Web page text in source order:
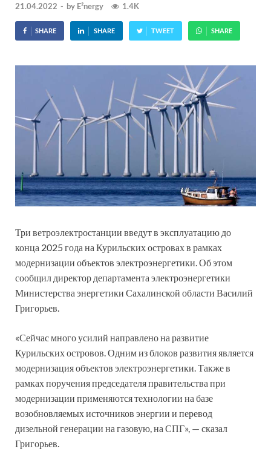
21.04.2022 - by E²nergy 1.4K
SHARE SHARE TWEET SHARE
Три ветроэлектростанции введут в эксплуатацию до
конца 2025 года на Курильских островах в рамках
модернизации объектов электроэнергетики. Об этом
сообщил директор департамента электроэнергетики
Министерства энергетики Сахалинской области Василий
Григорьев.
«Сейчас много усилий направлено на развитие
Курильских островов. Одним из блоков развития является
модернизация объектов электроэнергетики. Также в
рамках поручения председателя правительства при
модернизации применяются технологии на базе
возобновляемых источников энергии и перевод
дизельной генерации на газовую, на СПГ», — сказал
Григорьев.